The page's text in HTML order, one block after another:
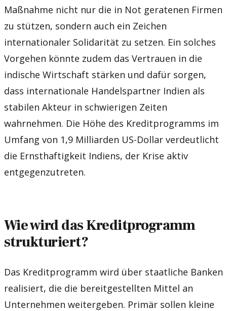
Maßnahme nicht nur die in Not geratenen Firmen
zu stützen, sondern auch ein Zeichen
internationaler Solidarität zu setzen. Ein solches
Vorgehen könnte zudem das Vertrauen in die
indische Wirtschaft stärken und dafür sorgen,
dass internationale Handelspartner Indien als
stabilen Akteur in schwierigen Zeiten
wahrnehmen. Die Höhe des Kreditprogramms im
Umfang von 1,9 Milliarden US-Dollar verdeutlicht
die Ernsthaftigkeit Indiens, der Krise aktiv
entgegenzutreten.
Wie wird das Kreditprogramm
strukturiert?
Das Kreditprogramm wird über staatliche Banken
realisiert, die die bereitgestellten Mittel an
Unternehmen weitergeben. Primär sollen kleine